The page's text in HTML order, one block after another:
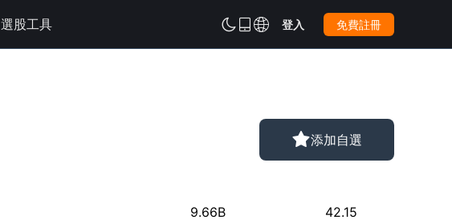
選股工具  登入 免費註冊
添加自選
9.66B 42.15